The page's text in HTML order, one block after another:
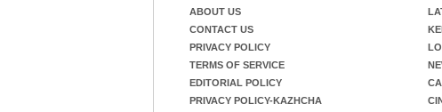
ABOUT US
CONTACT US
PRIVACY POLICY
TERMS OF SERVICE
EDITORIAL POLICY
PRIVACY POLICY-KAZHCHA